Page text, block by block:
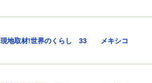
現地取材!世界のくらし 33 メキシコ